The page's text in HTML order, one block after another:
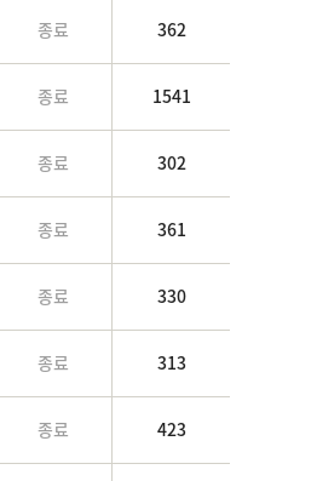
종료 362
종료 1541
종료 302
종료 361
종료 330
종료 313
종료 423